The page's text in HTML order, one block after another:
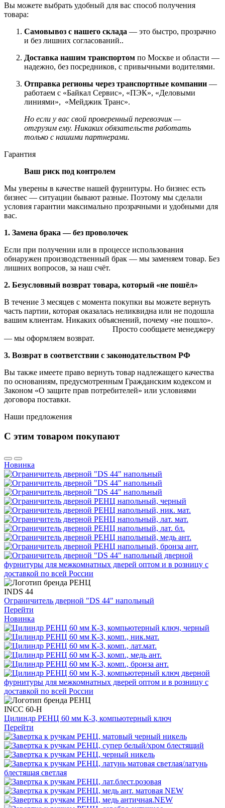
Вы можете выбрать удобный для вас способ получения
товара:
Самовывоз с нашего склада — это быстро, прозрачно
и без лишних согласований..
Доставка нашим транспортом по Москве и области —
надежно, без посредников, с привычными водителями.
Отправка регионы через транспортные компании —
работаем с «Байкал Сервис», «ПЭК», «Деловыми
линиями», «Мейджик Транс».
Но если у вас свой проверенный перевозчик —
отгрузим ему. Никаких обязательств работать
только с нашими партнерами.
Гарантия
Ваш риск под контролем
Мы уверены в качестве нашей фурнитуры. Но бизнес есть
бизнес — ситуации бывают разные. Поэтому мы сделали
условия гарантии максимально прозрачными и удобными для
вас.
1. Замена брака — без проволочек
Если при получении или в процессе использования
обнаружен производственный брак — мы заменяем товар. Без
лишних вопросов, за наш счёт.
2. Безусловный возврат товара, который «не пошёл»
В течение 3 месяцев с момента покупки вы можете вернуть
часть партии, которая оказалась неликвидна или не подошла
вашим клиентам. Никаких объяснений, почему «не пошло».
Просто сообщаете менеджеру
— мы оформляем возврат.
3. Возврат в соответствии с законодательством РФ
Вы также имеете право вернуть товар надлежащего качества
по основаниям, предусмотренным Гражданским кодексом и
Законом «О защите прав потребителей» или условиями
договора поставки.
Наши предложения
С этим товаром покупают
Новинка
INDS 44
Ограничитель дверной "DS 44" напольный
Перейти
Новинка
INCC 60-H
Цилиндр РЕНЦ 60 мм К-З, компьютерный ключ
Перейти